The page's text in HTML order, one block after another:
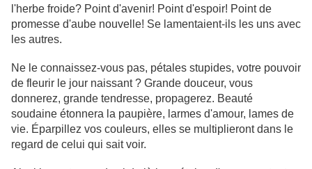
l'herbe froide? Point d'avenir! Point d'espoir! Point de
promesse d'aube nouvelle! Se lamentaient-ils les uns avec
les autres.
Ne le connaissez-vous pas, pétales stupides, votre pouvoir
de fleurir le jour naissant ? Grande douceur, vous
donnerez, grande tendresse, propagerez. Beauté
soudaine étonnera la paupière, larmes d'amour, lames de
vie. Éparpillez vos couleurs, elles se multiplieront dans le
regard de celui qui sait voir.